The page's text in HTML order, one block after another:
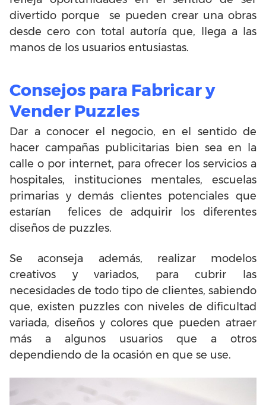
divertido porque se pueden crear una obras
desde cero con total autoría que, llega a las
manos de los usuarios entusiastas.
Consejos para Fabricar y
Vender Puzzles
Dar a conocer el negocio, en el sentido de
hacer campañas publicitarias bien sea en la
calle o por internet, para ofrecer los servicios a
hospitales, instituciones mentales, escuelas
primarias y demás clientes potenciales que
estarían felices de adquirir los diferentes
diseños de puzzles.
Se aconseja además, realizar modelos
creativos y variados, para cubrir las
necesidades de todo tipo de clientes, sabiendo
que, existen puzzles con niveles de dificultad
variada, diseños y colores que pueden atraer
más a algunos usuarios que a otros
dependiendo de la ocasión en que se use.